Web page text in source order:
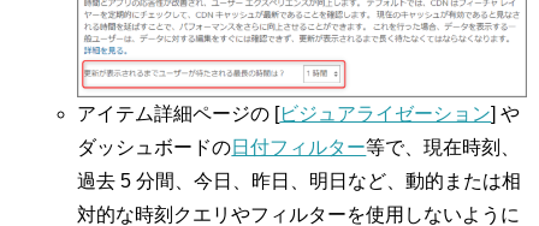
アイテム詳細ページの [ビジュアライゼーション] や
ダッシュボードの日付フィルター等で、現在時刻、
過去 5 分間、今日、昨日、明日など、動的または相
対的な時刻クエリやフィルターを使用しないように